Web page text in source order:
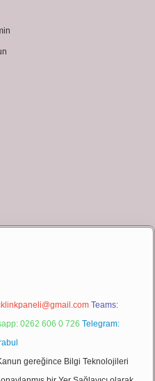
Teams:
0262 606 0 726 Telegram:
gereğince Bilgi Teknolojileri